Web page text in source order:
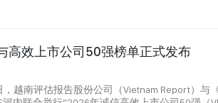
高效上市公司50强榜单正式发布
越南评估报告股份公司（Vietnam Report）与